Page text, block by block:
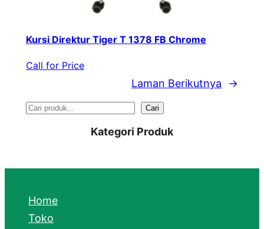
Kursi Direktur Tiger T 1378 FB Chrome
Call for Price
Laman Berikutnya →
S
r
h
Cari
Kategori Produk
Home
Toko